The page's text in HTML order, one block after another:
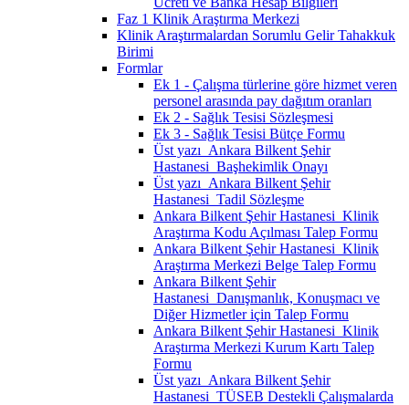
Faz 1 Klinik Araştırma Merkezi
Klinik Araştırmalardan Sorumlu Gelir Tahakkuk
Birimi
Formlar
Ek 1 - Çalışma türlerine göre hizmet veren
personel arasında pay dağıtım oranları
Ek 2 - Sağlık Tesisi Sözleşmesi
Ek 3 - Sağlık Tesisi Bütçe Formu
Üst yazı_Ankara Bilkent Şehir
Hastanesi_Başhekimlik Onayı
Üst yazı_Ankara Bilkent Şehir
Hastanesi_Tadil Sözleşme
Ankara Bilkent Şehir Hastanesi_Klinik
Araştırma Kodu Açılması Talep Formu
Ankara Bilkent Şehir Hastanesi_Klinik
Araştırma Merkezi Belge Talep Formu
Ankara Bilkent Şehir
Hastanesi_Danışmanlık, Konuşmacı ve
Diğer Hizmetler için Talep Formu
Ankara Bilkent Şehir Hastanesi_Klinik
Araştırma Merkezi Kurum Kartı Talep
Formu
Üst yazı_Ankara Bilkent Şehir
Hastanesi_TÜSEB Destekli Çalışmalarda